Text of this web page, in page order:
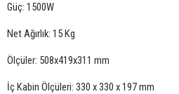
Güç: 1500W
Net Ağırlık: 15 Kg
Ölçüler: 508x419x311 mm
İç Kabin Ölçüleri: 330 x 330 x 197 mm